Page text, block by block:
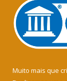
Muito mais que